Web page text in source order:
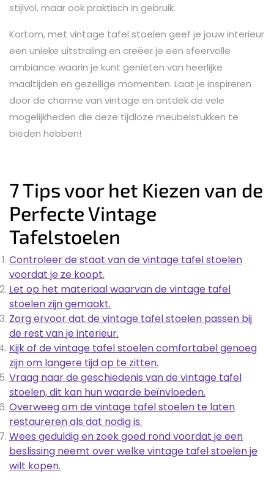
stijlvol, maar ook praktisch in gebruik.
Kortom, met vintage tafel stoelen geef je jouw interieur
een unieke uitstraling en creëer je een sfeervolle
ambiance waarin je kunt genieten van heerlijke
maaltijden en gezellige momenten. Laat je inspireren
door de charme van vintage en ontdek de vele
mogelijkheden die deze tijdloze meubelstukken te
bieden hebben!
7 Tips voor het Kiezen van de
Perfecte Vintage
Tafelstoelen
Controleer de staat van de vintage tafel stoelen
voordat je ze koopt.
Let op het materiaal waarvan de vintage tafel
stoelen zijn gemaakt.
Zorg ervoor dat de vintage tafel stoelen passen bij
de rest van je interieur.
Kijk of de vintage tafel stoelen comfortabel genoeg
zijn om langere tijd op te zitten.
Vraag naar de geschiedenis van de vintage tafel
stoelen, dit kan hun waarde beïnvloeden.
Overweeg om de vintage tafel stoelen te laten
restaureren als dat nodig is.
Wees geduldig en zoek goed rond voordat je een
beslissing neemt over welke vintage tafel stoelen je
wilt kopen.